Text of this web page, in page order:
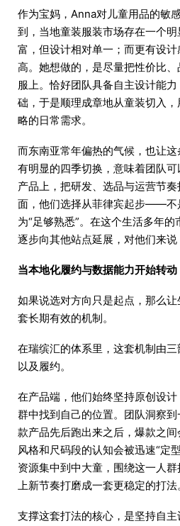
作为宝妈，Anna对儿童用品的敏
到，当地童装服装市场存在一个
富，但设计相对单一；而更有设
高。她想做的，是尽量把性价比
服上。恰好团队具备自主设计能
础，于是顺理成章地从童装切入
略的日常需求。
而东南亚常年偏热的气候，也让
有明显的四季切换，意味着团队
产品上，把研发、选品与运营节
面，他们选择从菲律宾起步——不
为“足够熟悉”。在这个生活多年
逐步向其他站点延展，对他们来说
当本地化履约与数据能力开始转
如果说选对方向只是起点，那么
套长期有效的机制。
在瑞缤汇的体系里，这套机制由三
以及履约。
在产品端，他们始终坚持原创设
群中找到自己的位置。团队洞察
款产品先后跑出来之后，爆款之
风格和尺码段的认知会被迅速“定
资源集中到中大童，围绕这一人
上新节奏打磨成一套更稳定的打法
支撑这套打法的核心，是坚持自